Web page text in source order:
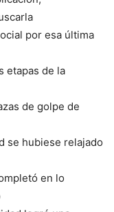
por esa última
etapas de la
de golpe de
se hubiese relajado
en lo